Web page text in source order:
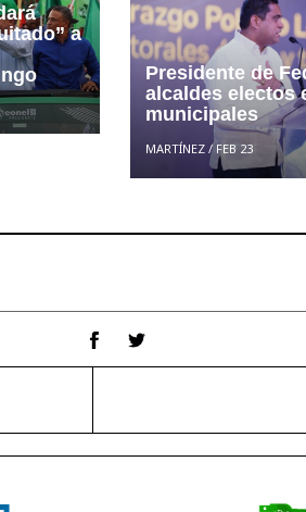
a
Presidente de
alcaldes electos
municipales
MARTÍNEZ / FEB 23